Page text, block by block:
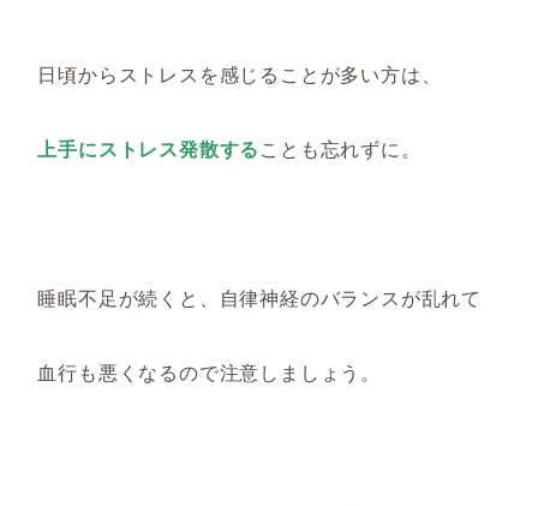
日頃からストレスを感じることが多い方は、
上手にストレス発散することも忘れずに。
睡眠不足が続くと、自律神経のバランスが乱れて
血行も悪くなるので注意しましょう。